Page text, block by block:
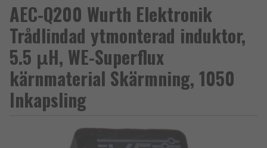
AEC-Q200 Wurth Elektronik
Trådlindad ytmonterad induktor,
5.5 μH, WE-Superflux
kärnmaterial Skärmning, 1050
Inkapsling